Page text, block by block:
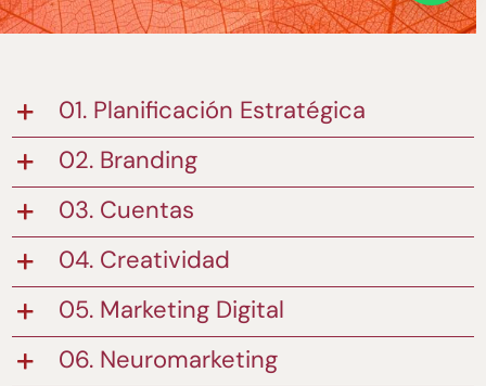
01. Planificación Estratégica
02. Branding
03. Cuentas
04. Creatividad
05. Marketing Digital
06. Neuromarketing